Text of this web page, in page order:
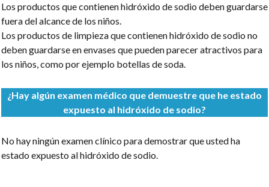
Los productos que contienen hidróxido de sodio deben guardarse
fuera del alcance de los niños.
Los productos de limpieza que contienen hidróxido de sodio no
deben guardarse en envases que pueden parecer atractivos para
los niños, como por ejemplo botellas de soda.
¿Hay algún examen médico que demuestre que he estado
expuesto al hidróxido de sodio?
No hay ningún examen clínico para demostrar que usted ha
estado expuesto al hidróxido de sodio.